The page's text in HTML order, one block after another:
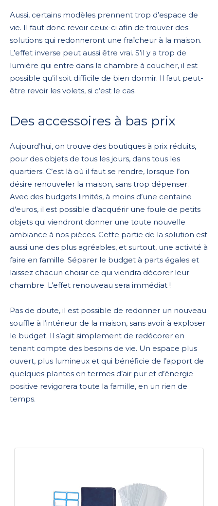
Aussi, certains modèles prennent trop d’espace de
vie. Il faut donc revoir ceux-ci afin de trouver des
solutions qui redonneront une fraîcheur à la maison.
L’effet inverse peut aussi être vrai. S’il y a trop de
lumière qui entre dans la chambre à coucher, il est
possible qu’il soit difficile de bien dormir. Il faut peut-
être revoir les volets, si c’est le cas.
Des accessoires à bas prix
Aujourd’hui, on trouve des boutiques à prix réduits,
pour des objets de tous les jours, dans tous les
quartiers. C’est là où il faut se rendre, lorsque l’on
désire renouveler la maison, sans trop dépenser.
Avec des budgets limités, à moins d’une centaine
d’euros, il est possible d’acquérir une foule de petits
objets qui viendront donner une toute nouvelle
ambiance à nos pièces. Cette partie de la solution est
aussi une des plus agréables, et surtout, une activité à
faire en famille. Séparer le budget à parts égales et
laissez chacun choisir ce qui viendra décorer leur
chambre. L’effet renouveau sera immédiat !
Pas de doute, il est possible de redonner un nouveau
souffle à l’intérieur de la maison, sans avoir à exploser
le budget. Il s’agit simplement de redécorer en
tenant compte des besoins de vie. Un espace plus
ouvert, plus lumineux et qui bénéficie de l’apport de
quelques plantes en termes d’air pur et d’énergie
positive revigorera toute la famille, en un rien de
temps.